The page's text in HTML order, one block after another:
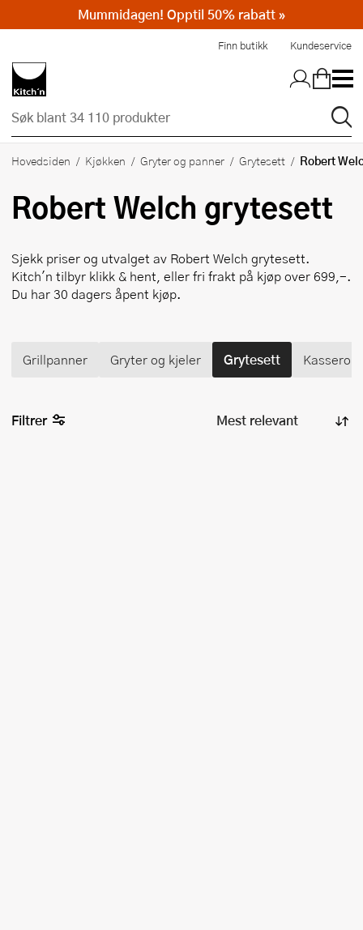
Finn butikk Kundeservice
Hovedsiden Kjøkken Gryter og panner Grytesett Robert
Robert Welch grytesett
Sjekk priser og utvalget av Robert Welch grytesett.
Kitch'n tilbyr klikk & hent, eller fri frakt på kjøp over 699,-.
Du har 30 dagers åpent kjøp.
Grillpanner Gryter og kjeler Grytesett
Filtrer
Mummidagen! Opptil 50% rabatt »